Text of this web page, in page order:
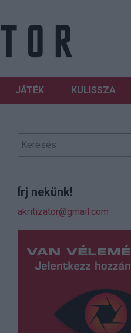
JÁTÉK KULISSZA
Írj nekünk!
akritizator@gmail.com